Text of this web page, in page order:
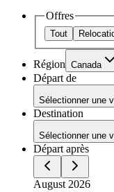
Offres
Tout
Région Canada
Départ de
Sélectionner une
Destination
Sélectionner une
Départ après
August 2026